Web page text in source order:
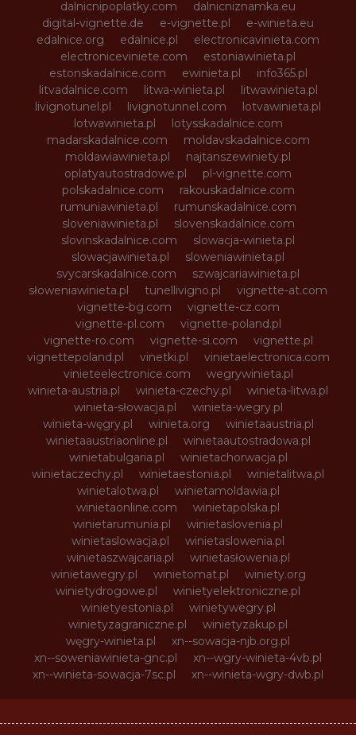
dalnicnipoplatky.com
dalnicniznamka.eu
digital-vignette.de
e-vignette.pl
e-winieta.eu
edalnice.org
edalnice.pl
electronicavinieta.com
electroniceviniete.com
estoniawinieta.pl
estonskadalnice.com
ewinieta.pl
info365.pl
litvadalnice.com
litwa-winieta.pl
litwawinieta.pl
livignotunel.pl
livignotunnel.com
lotvawinieta.pl
lotwawinieta.pl
lotysskadalnice.com
madarskadalnice.com
moldavskadalnice.com
moldawiawinieta.pl
najtanszewiniety.pl
oplatyautostradowe.pl
pl-vignette.com
polskadalnice.com
rakouskadalnice.com
rumuniawinieta.pl
rumunskadalnice.com
sloveniawinieta.pl
slovenskadalnice.com
slovinskadalnice.com
slowacja-winieta.pl
slowacjawinieta.pl
sloweniawinieta.pl
svycarskadalnice.com
szwajcariawinieta.pl
słoweniawinieta.pl
tunellivigno.pl
vignette-at.com
vignette-bg.com
vignette-cz.com
vignette-pl.com
vignette-poland.pl
vignette-ro.com
vignette-si.com
vignette.pl
vignettepoland.pl
vinetki.pl
vinietaelectronica.com
vinieteelectronice.com
wegrywinieta.pl
winieta-austria.pl
winieta-czechy.pl
winieta-litwa.pl
winieta-słowacja.pl
winieta-wegry.pl
winieta-węgry.pl
winieta.org
winietaaustria.pl
winietaaustriaonline.pl
winietaautostradowa.pl
winietabulgaria.pl
winietachorwacja.pl
winietaczechy.pl
winietaestonia.pl
winietalitwa.pl
winietalotwa.pl
winietamoldawia.pl
winietaonline.com
winietapolska.pl
winietarumunia.pl
winietaslovenia.pl
winietaslowacja.pl
winietaslowenia.pl
winietaszwajcaria.pl
winietasłowenia.pl
winietawegry.pl
winietomat.pl
winiety.org
winietydrogowe.pl
winietyelektroniczne.pl
winietyestonia.pl
winietywegry.pl
winietyzagraniczne.pl
winietyzakup.pl
węgry-winieta.pl
xn--sowacja-njb.org.pl
xn--soweniawinieta-gnc.pl
xn--wgry-winieta-4vb.pl
xn--winieta-sowacja-7sc.pl
xn--winieta-wgry-dwb.pl